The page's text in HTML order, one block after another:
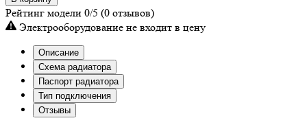
Рейтинг модели 0/5 (0 отзывов)
Электрооборудование не входит в цену
Описание
Схема радиатора
Паспорт радиатора
Тип подключения
Отзывы